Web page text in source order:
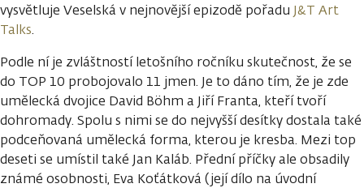
vysvětluje Veselská v nejnovější epizodě pořadu J&T Art
Talks.
Podle ní je zvláštností letošního ročníku skutečnost, že se
do TOP 10 probojovalo 11 jmen. Je to dáno tím, že je zde
umělecká dvojice David Böhm a Jiří Franta, kteří tvoří
dohromady. Spolu s nimi se do nejvyšší desítky dostala také
podceňovaná umělecká forma, kterou je kresba. Mezi top
deseti se umístil také Jan Kaláb. Přední příčky ale obsadily
známé osobnosti, Eva Koťátková (její dílo na úvodní